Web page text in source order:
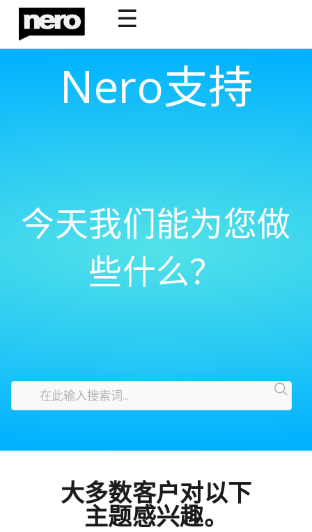
☰
Nero支持
今天我们能为您做
些什么？
大多数客户对以下
主题感兴趣。